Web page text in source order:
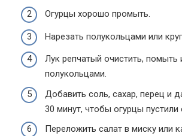
Огурцы хорошо промыть.
Нарезать полукольцами или
Лук репчатый очистить, помыть
полукольцами.
Добавить соль, сахар, перец и
30 минут, чтобы огурцы пустили
Переложить салат в миску или